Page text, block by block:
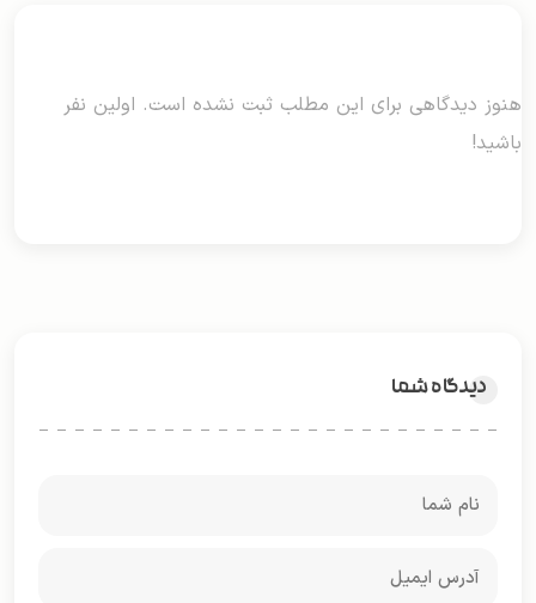
هنوز دیدگاهی برای این مطلب ثبت نشده است. اولین نفر
باشید!
دیدگاه شما